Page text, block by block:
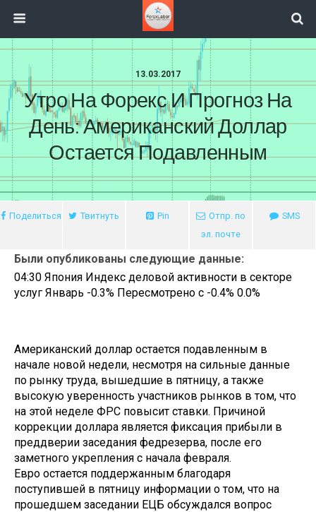
13.03.2017
Утро На Форекс И Прогноз На
День: Американский Доллар
Остается Подавленным
Поделиться Твитнуть Pin
Отпр. по
эл. почте
SMS
Были опубликованы следующие данные:
04:30 Япония Индекс деловой активности в секторе
услуг Январь -0.3% Пересмотрено с -0.4% 0.0%
Американский доллар остается подавленным в
начале новой недели, несмотря на сильные данные
по рынку труда, вышедшие в пятницу, а также
высокую уверенность участников рынков в том, что
на этой неделе ФРС повысит ставки. Причиной
коррекции доллара является фиксация прибыли в
преддверии заседания федрезерва, после его
заметного укрепления с начала февраля.
Евро остается поддержанным благодаря
поступившей в пятницу информации о том, что на
прошедшем заседании ЕЦБ обсуждался вопрос